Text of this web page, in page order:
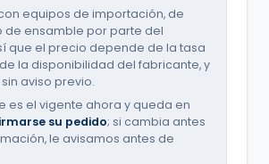
equipos de importación, de
de ensamble por parte del
que el precio depende de la tasa
la disponibilidad del fabricante, y
aviso previo.
es el vigente ahora y queda en
su pedido; si cambia antes
le avisamos antes de